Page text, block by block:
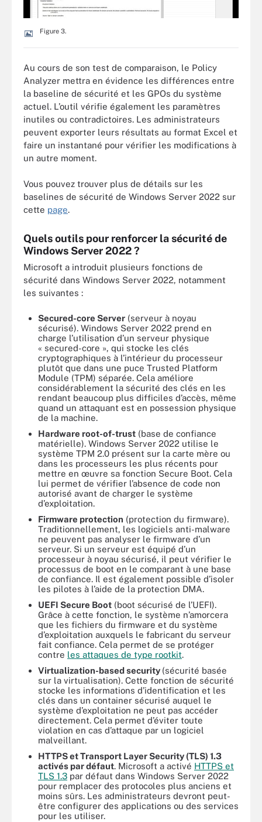
Figure 3.
Au cours de son test de comparaison, le Policy
Analyzer mettra en évidence les différences entre
la baseline de sécurité et les GPOs du système
actuel. L’outil vérifie également les paramètres
inutiles ou contradictoires. Les administrateurs
peuvent exporter leurs résultats au format Excel et
faire un instantané pour vérifier les modifications à
un autre moment.
Vous pouvez trouver plus de détails sur les
baselines de sécurité de Windows Server 2022 sur
cette page.
Quels outils pour renforcer la sécurité de
Windows Server 2022 ?
Microsoft a introduit plusieurs fonctions de
sécurité dans Windows Server 2022, notamment
les suivantes :
Secured-core Server (serveur à noyau
sécurisé). Windows Server 2022 prend en
charge l’utilisation d’un serveur physique
« secured-core », qui stocke les clés
cryptographiques à l’intérieur du processeur
plutôt que dans une puce Trusted Platform
Module (TPM) séparée. Cela améliore
considérablement la sécurité des clés en les
rendant beaucoup plus difficiles d’accès, même
quand un attaquant est en possession physique
de la machine.
Hardware root-of-trust (base de confiance
matérielle). Windows Server 2022 utilise le
système TPM 2.0 présent sur la carte mère ou
dans les processeurs les plus récents pour
mettre en œuvre sa fonction Secure Boot. Cela
lui permet de vérifier l’absence de code non
autorisé avant de charger le système
d’exploitation.
Firmware protection (protection du firmware).
Traditionnellement, les logiciels anti-malware
ne peuvent pas analyser le firmware d’un
serveur. Si un serveur est équipé d’un
processeur à noyau sécurisé, il peut vérifier le
processus de boot en le comparant à une base
de confiance. Il est également possible d’isoler
les pilotes à l’aide de la protection DMA.
UEFI Secure Boot (boot sécurisé de l’UEFI).
Grâce à cette fonction, le système n’amorcera
que les fichiers du firmware et du système
d’exploitation auxquels le fabricant du serveur
fait confiance. Cela permet de se protéger
contre les attaques de type rootkit.
Virtualization-based security (sécurité basée
sur la virtualisation). Cette fonction de sécurité
stocke les informations d’identification et les
clés dans un container sécurisé auquel le
système d’exploitation ne peut pas accéder
directement. Cela permet d’éviter toute
violation en cas d’attaque par un logiciel
malveillant.
HTTPS et Transport Layer Security (TLS) 1.3
activés par défaut. Microsoft a activé HTTPS et
TLS 1.3 par défaut dans Windows Server 2022
pour remplacer des protocoles plus anciens et
moins sûrs. Les administrateurs devront peut-
être configurer des applications ou des services
pour les utiliser.